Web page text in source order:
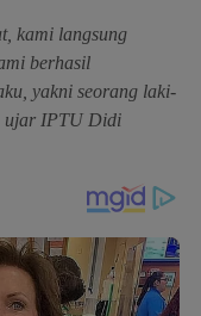
kami langsung
berhasil
yakni seorang laki-
ujar IPTU Didi